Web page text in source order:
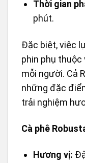
Thời gian
phút.
Đặc biệt, việc
phin phụ thuộc
mỗi người. Cả
những đặc
trải nghiệm
Cà phê
Hương vị: